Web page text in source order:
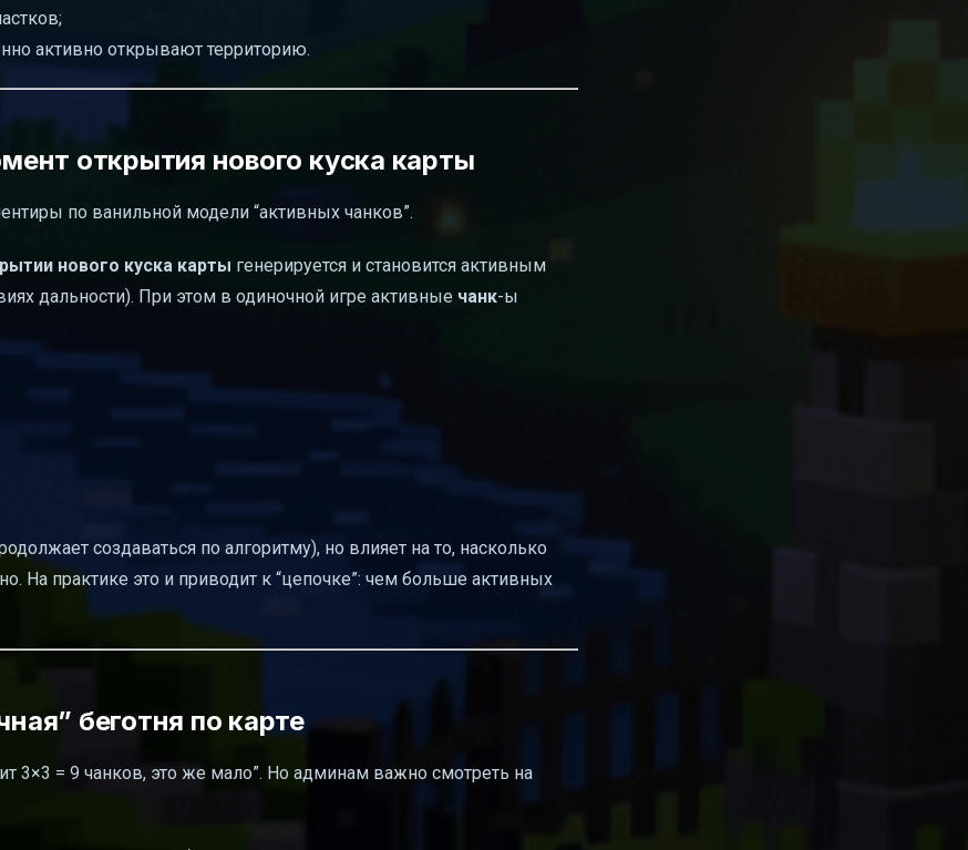
активно открывают территорию.
открытия нового куска карты
по ванильной модели “активных чанков”.
нового куска карты генерируется и становится активным
дальности). При этом в одиночной игре активные чанк-ы
создаваться по алгоритму), но влияет на то, насколько
На практике это и приводит к “цепочке”: чем больше активных
беготня по карте
3×3 = 9 чанков, это же мало”. Но админам важно смотреть на